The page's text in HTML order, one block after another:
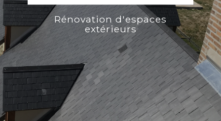
Rénovation d'espaces
extérieurs